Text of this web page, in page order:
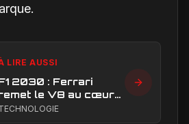
LIRE AUSSI
2030 : Ferrari
le V8 au cœur
débat sur l’avenir